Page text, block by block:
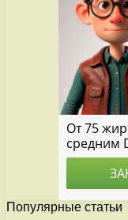
Популярные статьи